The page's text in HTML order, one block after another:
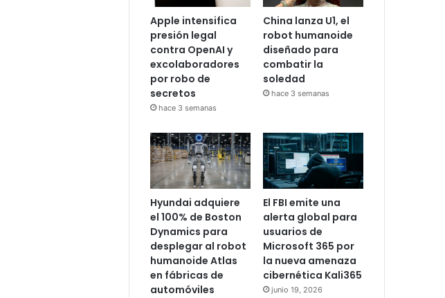
Apple intensifica
presión legal
contra OpenAI y
excolaboradores
por robo de
secretos
hace 3 semanas
China lanza U1, el
robot humanoide
diseñado para
combatir la
soledad
hace 3 semanas
Hyundai adquiere
el 100% de Boston
Dynamics para
desplegar al robot
humanoide Atlas
en fábricas de
automóviles
El FBI emite una
alerta global para
usuarios de
Microsoft 365 por
la nueva amenaza
cibernética Kali365
junio 19, 2026